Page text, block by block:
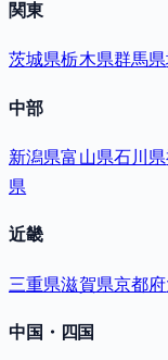
関東
茨城県栃木県群馬県
中部
新潟県富山県石川県
県
近畿
三重県滋賀県京都府
中国・四国